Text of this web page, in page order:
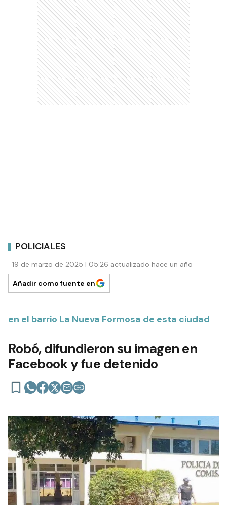
POLICIALES
19 de marzo de 2025 | 05:26 actualizado hace un año
Añadir como fuente en
en el barrio La Nueva Formosa de esta ciudad
Robó, difundieron su imagen en
Facebook y fue detenido